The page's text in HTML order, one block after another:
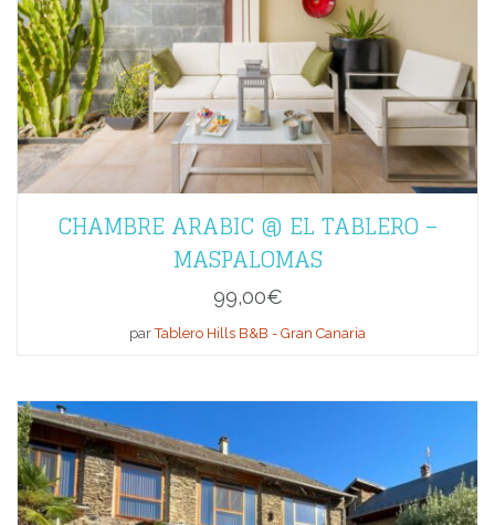
CHAMBRE ARABIC @ EL TABLERO –
MASPALOMAS
99,00€
parTablero Hills B&B - Gran Canaria